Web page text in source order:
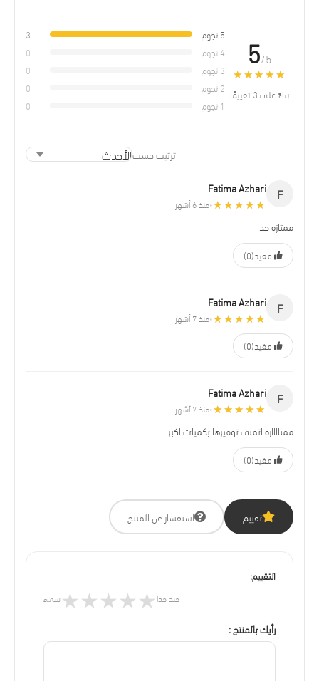
5/5
★★★★★
★★★★★
بناءً على 3 تقييمًا
5 نجوم
3
4 نجوم
0
3 نجوم
0
2 نجوم
0
1 نجوم
0
ترتيب حسب
F
Fatima Azhari
★★★★★
★★★★★
•منذ 6 أشهر
ممتازه جدا
مفيد(0)
F
Fatima Azhari
★★★★★
★★★★★
•منذ 7 أشهر
مفيد(0)
F
Fatima Azhari
★★★★★
★★★★★
•منذ 7 أشهر
ممتاااازه اتمنى توفيرها بكميات اكبر
مفيد(0)
تقييم استفسار عن المنتج
التقييم:
سيء ★★★★★ جيد جدا
رأيك بالمنتج :